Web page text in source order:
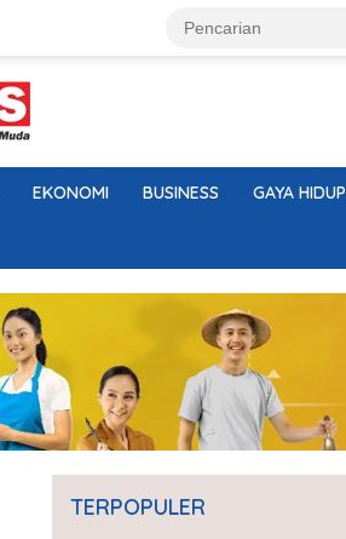
EKONOMI BUSINESS GAYA HIDUP
TERPOPULER